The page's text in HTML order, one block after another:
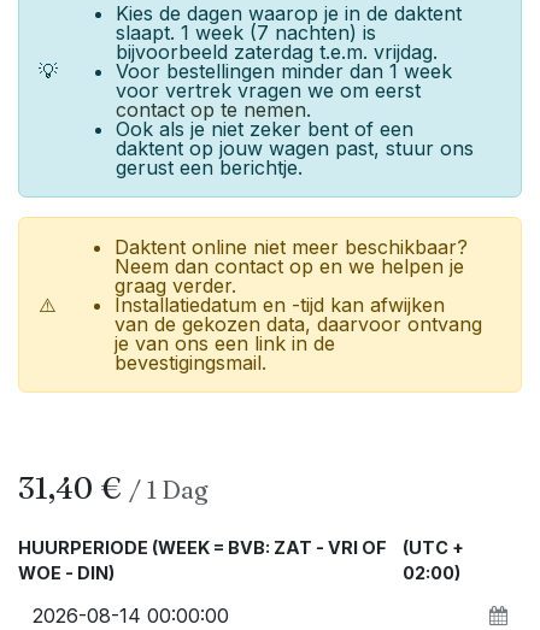
💡
Kies de dagen waarop je in de daktent
slaapt. 1 week (7 nachten) is
bijvoorbeeld zaterdag t.e.m. vrijdag.
Voor bestellingen minder dan 1 week
voor vertrek vragen we om eerst
contact op te nemen.
Ook als je niet zeker bent of een
daktent op jouw wagen past, stuur ons
gerust een berichtje.
⚠️
Daktent online niet meer beschikbaar?
Neem dan contact op en we helpen je
graag verder.
Installatiedatum en -tijd kan afwijken
van de gekozen data, daarvoor ontvang
je van ons een link in de
bevestigingsmail.
31,40 € / 1 Dag
HUURPERIODE (WEEK = BVB: ZAT - VRI OF
WOE - DIN)
(UTC +
02:00)